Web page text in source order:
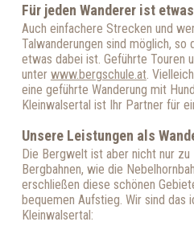
Für jeden Wanderer ist
Auch einfachere Strecken und
Talwanderungen sind möglich, so
etwas dabei ist. Geführte Touren
unter www.bergschule.at.
eine geführte Wanderung mit
Kleinwalsertal ist Ihr Partner für
Unsere Leistungen als
Die Bergwelt ist aber nicht nur zu
Bergbahnen, wie die
erschließen diese schönen
bequemen Aufstieg. Wir sind das
Kleinwalsertal: